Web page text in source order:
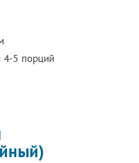
4-5 порций